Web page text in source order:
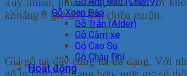
Gỗ Xoan Đào
Gỗ Trăn (Alder)
Gỗ Căm xe
Gỗ Cao Su
Gỗ Châu Phi
Hoạt động
khoảng 8 giờ cho đến chiều muộn.
Giá gỗ tại đây cũng rất đa dạng. Với